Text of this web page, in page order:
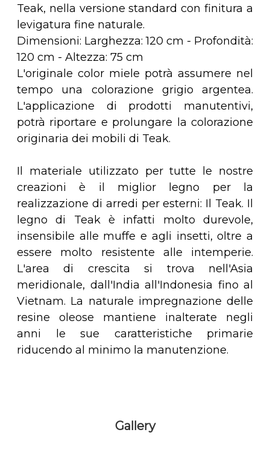
Teak, nella versione standard con finitura a
levigatura fine naturale.
Dimensioni: Larghezza: 120 cm - Profondità:
120 cm - Altezza: 75 cm
L'originale color miele potrà assumere nel
tempo una colorazione grigio argentea.
L'applicazione di prodotti manutentivi,
potrà riportare e prolungare la colorazione
originaria dei mobili di Teak.
Il materiale utilizzato per tutte le nostre
creazioni è il miglior legno per la
realizzazione di arredi per esterni: Il Teak. Il
legno di Teak è infatti molto durevole,
insensibile alle muffe e agli insetti, oltre a
essere molto resistente alle intemperie.
L'area di crescita si trova nell'Asia
meridionale, dall'India all'Indonesia fino al
Vietnam. La naturale impregnazione delle
resine oleose mantiene inalterate negli
anni le sue caratteristiche primarie
riducendo al minimo la manutenzione.
Gallery